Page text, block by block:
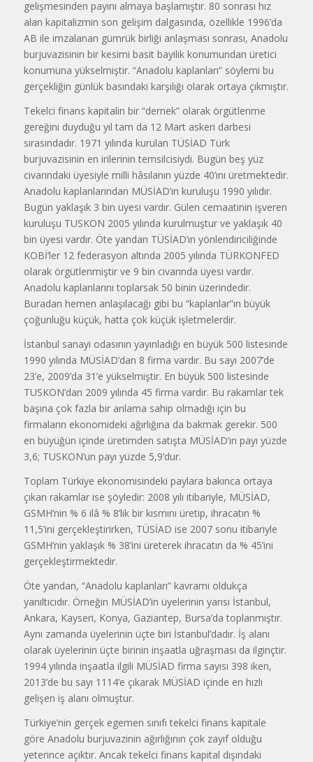
gelişmesinden payını almaya başlamıştır. 80 sonrası hız
alan kapitalizmin son gelişim dalgasında, özellikle 1996’da
AB ile imzalanan gümrük birliği anlaşması sonrası, Anadolu
burjuvazisinin bir kesimi basit bayilik konumundan üretici
konumuna yükselmiştir. “Anadolu kaplanları” söylemi bu
gerçekliğin günlük basındaki karşılığı olarak ortaya çıkmıştır.
Tekelci finans kapitalin bir “dernek” olarak örgütlenme
gereğini duyduğu yıl tam da 12 Mart askeri darbesi
sırasındadır. 1971 yılında kurulan TÜSİAD Türk
burjuvazisinin en irilerinin temsilcisiydi. Bugün beş yüz
civarındaki üyesiyle milli hâsılanın yüzde 40’ını üretmektedir.
Anadolu kaplanlarından MÜSİAD’ın kuruluşu 1990 yılıdır.
Bugün yaklaşık 3 bin üyesi vardır. Gülen cemaatinin işveren
kuruluşu TUSKON 2005 yılında kurulmuştur ve yaklaşık 40
bin üyesi vardır. Öte yandan TÜSİAD’ın yönlendiriciliğinde
KOBİ’ler 12 federasyon altında 2005 yılında TÜRKONFED
olarak örgütlenmiştir ve 9 bin civarında üyesi vardır.
Anadolu kaplanlarını toplarsak 50 binin üzerindedir.
Buradan hemen anlaşılacağı gibi bu “kaplanlar”ın büyük
çoğunluğu küçük, hatta çok küçük işletmelerdir.
İstanbul sanayi odasının yayınladığı en büyük 500 listesinde
1990 yılında MÜSİAD’dan 8 firma vardır. Bu sayı 2007’de
23’e, 2009’da 31’e yükselmiştir. En büyük 500 listesinde
TUSKON’dan 2009 yılında 45 firma vardır. Bu rakamlar tek
başına çok fazla bir anlama sahip olmadığı için bu
firmaların ekonomideki ağırlığına da bakmak gerekir. 500
en büyüğün içinde üretimden satışta MÜSİAD’ın payı yüzde
3,6; TUSKON’un payı yüzde 5,9’dur.
Toplam Türkiye ekonomisindeki paylara bakınca ortaya
çıkan rakamlar ise şöyledir: 2008 yılı itibariyle, MÜSİAD,
GSMH’nin % 6 ilâ % 8’lik bir kısmını üretip, ihracatın %
11,5’ini gerçekleştirirken, TÜSİAD ise 2007 sonu itibariyle
GSMH’nin yaklaşık % 38’ini üreterek ihracatın da % 45’ini
gerçekleştirmektedir.
Öte yandan, “Anadolu kaplanları” kavramı oldukça
yanıltıcıdır. Örneğin MÜSİAD’in üyelerinin yarısı İstanbul,
Ankara, Kayseri, Konya, Gaziantep, Bursa’da toplanmıştır.
Aynı zamanda üyelerinin üçte biri İstanbul’dadır. İş alanı
olarak üyelerinin üçte birinin inşaatla uğraşması da ilginçtir.
1994 yılında inşaatla ilgili MÜSİAD firma sayısı 398 iken,
2013’de bu sayı 1114’e çıkarak MÜSİAD içinde en hızlı
gelişen iş alanı olmuştur.
Türkiye’nin gerçek egemen sınıfı tekelci finans kapitale
göre Anadolu burjuvazinin ağırlığının çok zayıf olduğu
yeterince açıktır. Ancak tekelci finans kapital dışındaki